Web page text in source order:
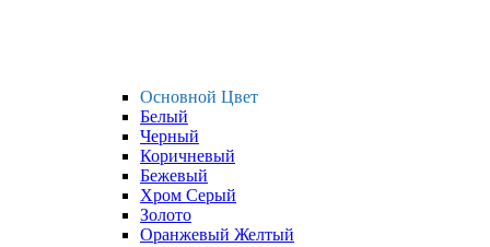
Основной Цвет
Белый
Черный
Коричневый
Бежевый
Хром Серый
Золото
Оранжевый Желтый